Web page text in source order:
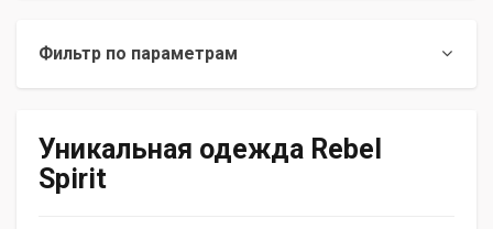
Фильтр по параметрам
Уникальная одежда Rebel
Spirit